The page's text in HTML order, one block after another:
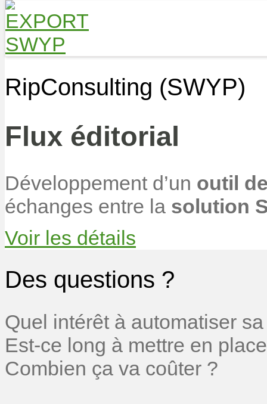
RipConsulting (SWYP)
Flux éditorial
Développement d’un outil
échanges entre la solution
Voir les détails
Des questions ?
Quel intérêt à automatiser
Est-ce long à mettre en
Combien ça va coûter ?